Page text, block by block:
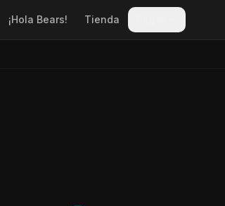
¡Hola Bears! Tienda